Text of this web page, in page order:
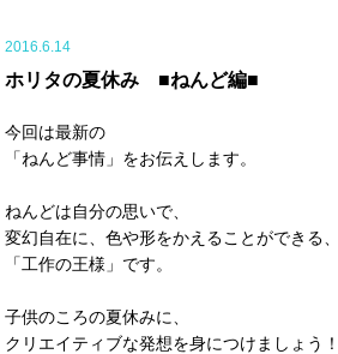
2016.6.14
ホリタの夏休み ■ねんど編■
今回は最新の
「ねんど事情」をお伝えします。
ねんどは自分の思いで、
変幻自在に、色や形をかえることができる、
「工作の王様」です。
子供のころの夏休みに、
クリエイティブな発想を身につけましょう！